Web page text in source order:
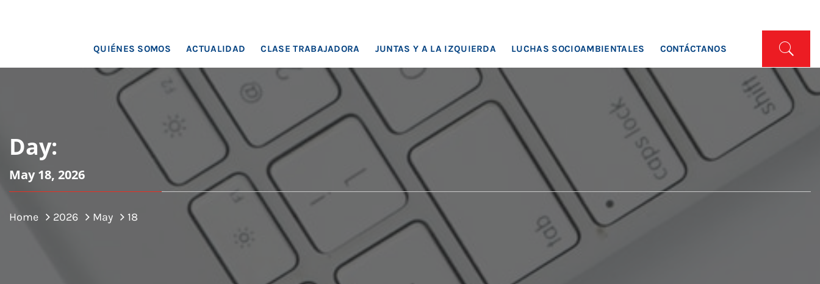
MAREA SOCIALISTA
QUIÉNES SOMOS ACTUALIDAD CLASE TRABAJADORA JUNTAS Y A LA IZQUIERDA LUCHAS SOCIOAMBIENTALES CONTÁCTANOS
Day:
May 18, 2026
Home 2026 May 18